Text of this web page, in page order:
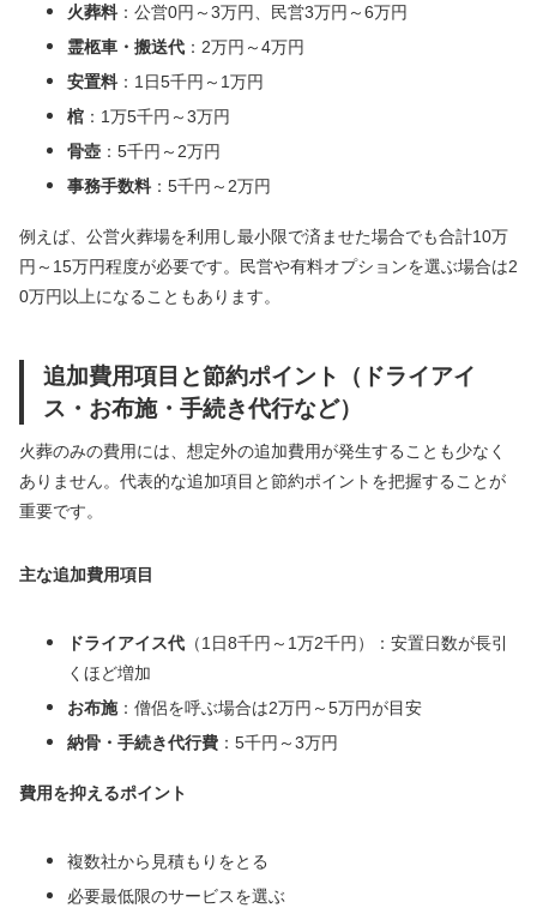
火葬料 ：公営0円～3万円、民営3万円～6万円
霊柩車・搬送代 ：2万円～4万円
安置料 ：1日5千円～1万円
棺 ：1万5千円～3万円
骨壺 ：5千円～2万円
事務手数料 ：5千円～2万円
例えば、公営火葬場を利用し最小限で済ませた場合でも合計10万
円～15万円程度が必要です。民営や有料オプションを選ぶ場合は2
0万円以上になることもあります。
追加費用項目と節約ポイント（ドライアイ
ス・お布施・手続き代行など）
火葬のみの費用には、想定外の追加費用が発生することも少なく
ありません。代表的な追加項目と節約ポイントを把握することが
重要です。
主な追加費用項目
ドライアイス代 （1日8千円～1万2千円）：安置日数が長引
くほど増加
お布施：僧侶を呼ぶ場合は2万円～5万円が目安
納骨・手続き代行費 ：5千円～3万円
費用を抑えるポイント
複数社から見積もりをとる
必要最低限のサービスを選ぶ